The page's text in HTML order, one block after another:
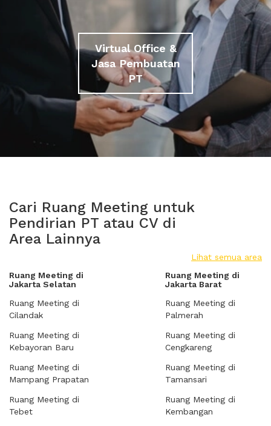
Virtual Office &
Jasa Pembuatan
PT
Cari Ruang Meeting untuk
Pendirian PT atau CV di
Area Lainnya
Lihat semua area
Ruang Meeting di
Jakarta Selatan
Ruang Meeting di
Cilandak
Ruang Meeting di
Kebayoran Baru
Ruang Meeting di
Mampang Prapatan
Ruang Meeting di
Tebet
Ruang Meeting di
Jakarta Barat
Ruang Meeting di
Palmerah
Ruang Meeting di
Cengkareng
Ruang Meeting di
Tamansari
Ruang Meeting di
Kembangan